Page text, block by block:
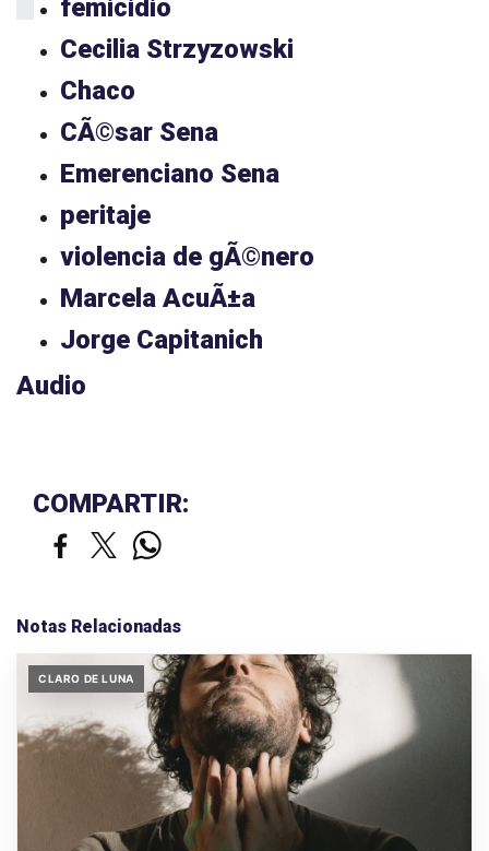
femicidio
Cecilia Strzyzowski
Chaco
CÃ©sar Sena
Emerenciano Sena
peritaje
violencia de gÃ©nero
Marcela AcuÃ±a
Jorge Capitanich
Audio
COMPARTIR:
Notas Relacionadas
CLARO DE LUNA